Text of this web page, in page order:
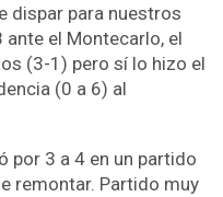
dispar para nuestros
ante el Montecarlo, el
(3-1) pero sí lo hizo el
(0 a 6) al
por 3 a 4 en un partido
remontar. Partido muy